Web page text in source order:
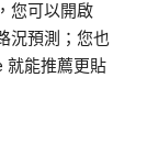
您可以開啟
況預測；您也
就能推薦更貼